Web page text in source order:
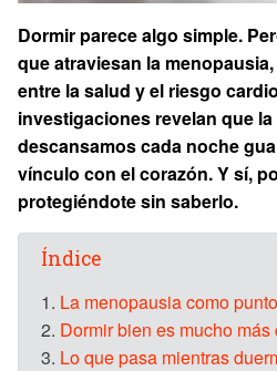
Dormir parece algo simple.
que atraviesan la
entre la salud y el riesgo
investigaciones revelan que
descansamos cada noche
vínculo con el corazón. Y sí,
protegiéndote sin saberlo.
Índice
1. La menopausia como
2. Dormir bien es mucho
3. Lo que pasa mientras